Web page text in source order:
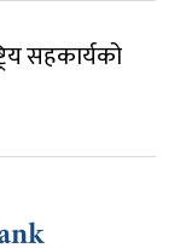
सहकार्यको